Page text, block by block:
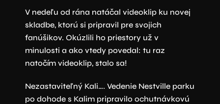
V nedeľu od rána natáčal videoklip ku novej
skladbe, ktorú si pripravil pre svojich
fanúšikov. Okúzlili ho priestory už v
minulosti a ako vtedy povedal: tu raz
natočím videoklip, stalo sa!
Nezastaviteľný Kali…. Vedenie Nestville parku
po dohode s Kalim pripravilo ochutnávkovú